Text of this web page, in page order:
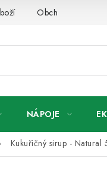
Obchodní podmínky
NÁPOJE
Kukuřičný sirup - Natural